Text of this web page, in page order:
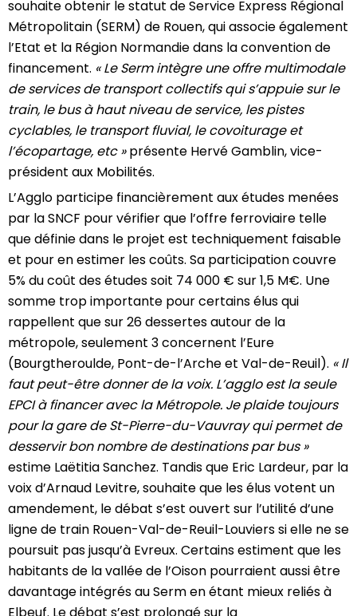
souhaite obtenir le statut de Service Express Régional
Métropolitain (SERM) de Rouen, qui associe également
l’Etat et la Région Normandie dans la convention de
financement. « Le Serm intègre une offre multimodale
de services de transport collectifs qui s’appuie sur le
train, le bus à haut niveau de service, les pistes
cyclables, le transport fluvial, le covoiturage et
l’écopartage, etc »présente Hervé Gamblin, vice-
président aux Mobilités.
L’Agglo participe financièrement aux études menées
par la SNCF pour vérifier que l’offre ferroviaire telle
que définie dans le projet est techniquement faisable
et pour en estimer les coûts. Sa participation couvre
5% du coût des études soit 74 000 € sur 1,5 M€. Une
somme trop importante pour certains élus qui
rappellent que sur 26 dessertes autour de la
métropole, seulement 3 concernent l’Eure
(Bourgtheroulde, Pont-de-l’Arche et Val-de-Reuil). « Il
faut peut-être donner de la voix. L’agglo est la seule
EPCI à financer avec la Métropole. Je plaide toujours
pour la gare de St-Pierre-du-Vauvray qui permet de
desservir bon nombre de destinations par bus »
estime Laëtitia Sanchez. Tandis que Eric Lardeur, par la
voix d’Arnaud Levitre, souhaite que les élus votent un
amendement, le débat s’est ouvert sur l’utilité d’une
ligne de train Rouen-Val-de-Reuil-Louviers si elle ne se
poursuit pas jusqu’à Evreux. Certains estiment que les
habitants de la vallée de l’Oison pourraient aussi être
davantage intégrés au Serm en étant mieux reliés à